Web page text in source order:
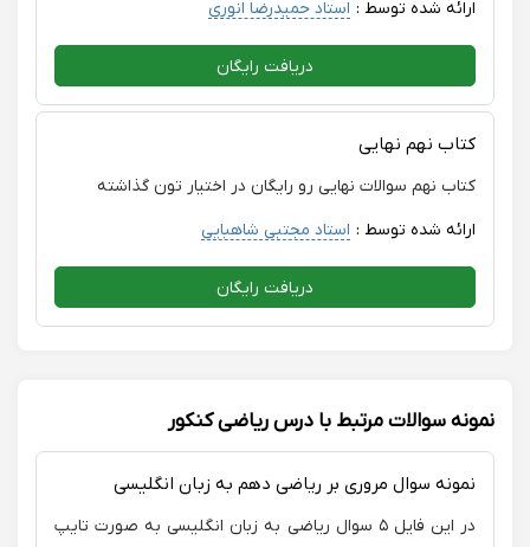
ارائه شده توسط : استاد حمیدرضا انوری
دریافت رایگان
کتاب نهم نهایی
کتاب نهم سوالات نهایی رو رایگان در اختیار تون گذاشته
ارائه شده توسط : استاد مجتبی شاهبایی
دریافت رایگان
نمونه سوالات مرتبط با درس ریاضی کنکور
نمونه سوال مروری بر ریاضی دهم به زبان انگلیسی
در این فایل ۵ سوال ریاضی به زبان انگلیسی به صورت تایپ